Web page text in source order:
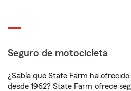
Seguro de motocicleta
¿Sabía que State Farm ha
desde 1962? State Farm ofrece